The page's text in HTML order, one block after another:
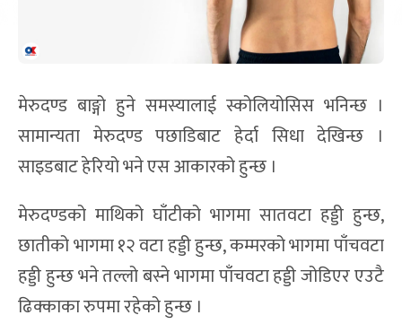
मेरुदण्ड बाङ्गो हुने समस्यालाई स्कोलियोसिस भनिन्छ ।
सामान्यता मेरुदण्ड पछाडिबाट हेर्दा सिधा देखिन्छ ।
साइडबाट हेरियो भने एस आकारको हुन्छ ।
मेरुदण्डको माथिको घाँटीको भागमा सातवटा हड्डी हुन्छ,
छातीको भागमा १२ वटा हड्डी हुन्छ, कम्मरको भागमा पाँचवटा
हड्डी हुन्छ भने तल्लो बस्ने भागमा पाँचवटा हड्डी जोडिएर एउटै
ढिक्काका रुपमा रहेको हुन्छ ।